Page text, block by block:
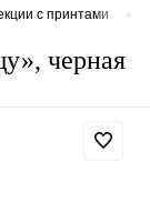
с принтами
черная